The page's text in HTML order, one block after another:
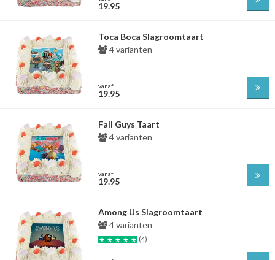
19.95
Toca Boca Slagroomtaart
4 varianten
vanaf
19.95
Fall Guys Taart
4 varianten
vanaf
19.95
Among Us Slagroomtaart
4 varianten
(4)